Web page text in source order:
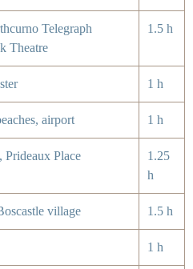
Telegraph
Theatre
1.5 h
1 h
airport 1 h
Prideaux Place
1.25
h
village 1.5 h
1 h